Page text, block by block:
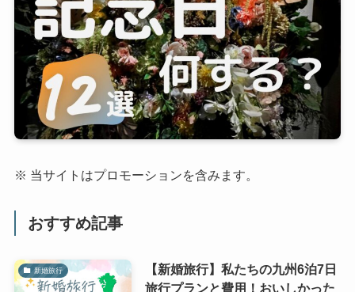
※ 当サイトはプロモーションを含みます。
おすすめ記事
新婚旅行
【新婚旅行】私たちの九州6泊7日
旅行プランと費用！おいしかった